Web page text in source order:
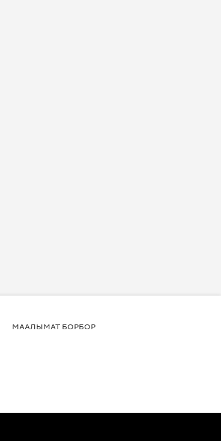
МААЛЫМАТ БОРБОР